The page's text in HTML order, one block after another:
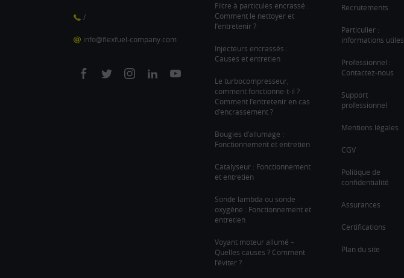
/
info@flexfuel-company.com
On
On
On
On
On
Filtre à particules encrassé :
Comment le nettoyer et
l’entretenir ?
Injecteurs encrassés :
Causes et entretien
Le turbocompresseur,
comment fonctionne-t-il ?
Comment l’entretenir en cas
d’encrassement ?
Bougies d’allumage :
Fonctionnement et entretien
Catalyseur : Fonctionnement
et entretien
Sonde lambda ou sonde
oxygène : Fonctionnement et
entretien
Voyant moteur allumé –
Quelles causes ? Comment
l’éviter ?
Recrutements
Particulier :
informations utiles
Professionnel :
Contactez-nous
Support
professionnel
Mentions légales
CGV
Politique de
confidentialité
Assurances
Certifications
Plan du site